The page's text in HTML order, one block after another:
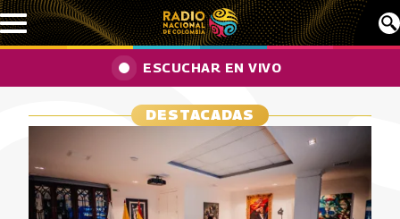
Pasar al contenido principal
ESCUCHAR EN VIVO
DESTACADAS